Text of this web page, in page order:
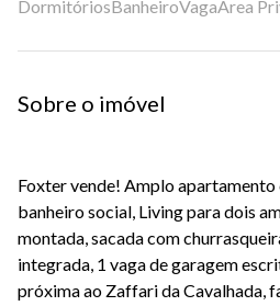
DormitóriosBanheiroVagaÁrea
Sobre o imóvel
Foxter vende! Amplo
banheiro social, Living para dois
montada, sacada com
integrada, 1 vaga de garagem
próxima ao Zaffari da Cavalhada,